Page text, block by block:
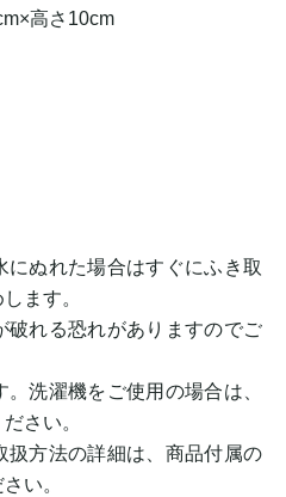
高さ10cm
ぬれた場合はすぐにふき取
ます。
破れる恐れがありますのでご
洗濯機をご使用の場合は、
さい。
扱方法の詳細は、商品付属の
い。